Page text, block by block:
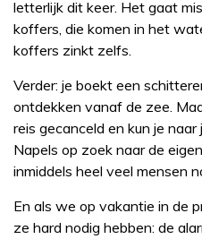
letterlijk dit keer. Het gaat
koffers, die komen in het
koffers zinkt zelfs.
Verder: je boekt een
ontdekken vanaf de zee.
reis gecanceld en kun je
Napels op zoek naar de
inmiddels heel veel mensen
En als we op vakantie in de
ze hard nodig hebben: de